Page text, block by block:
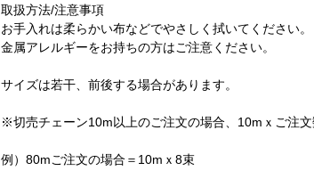
取扱方法/注意事項
お手入れは柔らかい布などでやさしく拭いてください。
金属アレルギーをお持ちの方はご注意ください。
サイズは若干、前後する場合があります。
※切売チェーン10m以上のご注文の場合、10mｘご注文
例）80mご注文の場合＝10mｘ8束